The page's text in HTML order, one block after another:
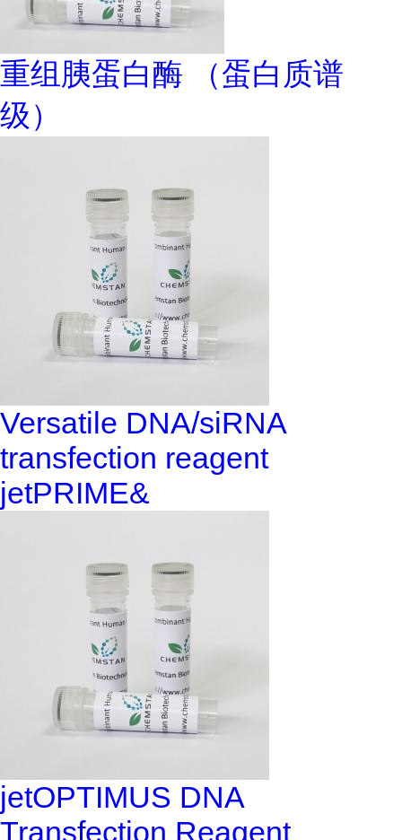
重组胰蛋白酶 （蛋白质谱
级）
Versatile DNA/siRNA
transfection reagent
jetPRIME&
jetOPTIMUS DNA
Transfection Reagent